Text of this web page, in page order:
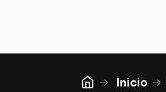
Inicio